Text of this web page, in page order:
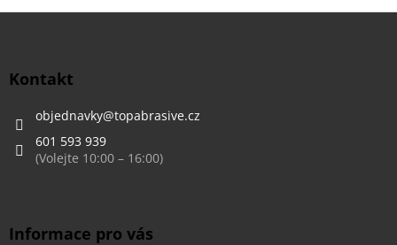
Z
Kontakt
objednavky@topabrasive.cz
601 593 939
Informace pro vás